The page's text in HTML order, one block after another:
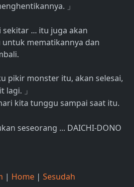
」
... itu juga akan
mematikannya dan
pikir monster itu, akan selesai,
lagi.
」
kita tunggu sampai saat itu.
seseorang ... DAICHI-DONO
| Home | Sesudah